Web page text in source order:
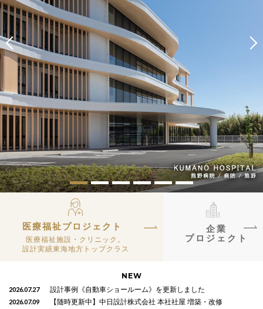
医療福祉プロジェクト
医療福祉施設・クリニック。
設計実績東海地方トップクラス
企業
プロジェクト
NEW
2026.07.27 設計事例《自動車ショールーム》を更新しました
2026.07.09
【随時更新中】中日設計株式会社 本社社屋 増築・改修